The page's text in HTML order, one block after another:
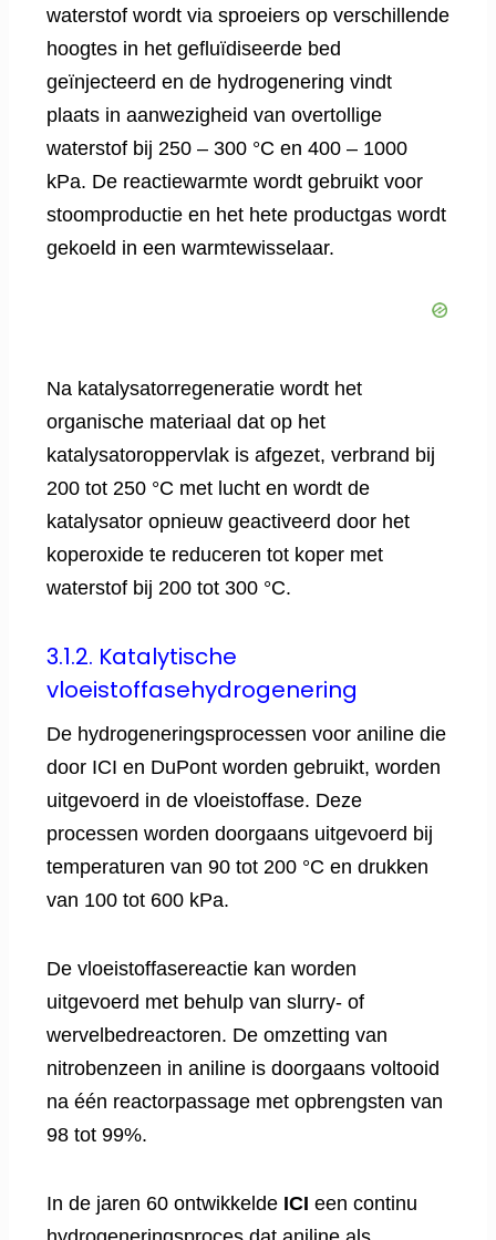
waterstof wordt via sproeiers op verschillende
hoogtes in het gefluïdiseerde bed
geïnjecteerd en de hydrogenering vindt
plaats in aanwezigheid van overtollige
waterstof bij 250 – 300 °C en 400 – 1000
kPa. De reactiewarmte wordt gebruikt voor
stoomproductie en het hete productgas wordt
gekoeld in een warmtewisselaar.
Na katalysatorregeneratie wordt het
organische materiaal dat op het
katalysatoroppervlak is afgezet, verbrand bij
200 tot 250 °C met lucht en wordt de
katalysator opnieuw geactiveerd door het
koperoxide te reduceren tot koper met
waterstof bij 200 tot 300 °C.
3.1.2. Katalytische
vloeistoffasehydrogenering
De hydrogeneringsprocessen voor aniline die
door ICI en DuPont worden gebruikt, worden
uitgevoerd in de vloeistoffase. Deze
processen worden doorgaans uitgevoerd bij
temperaturen van 90 tot 200 °C en drukken
van 100 tot 600 kPa.
De vloeistoffasereactie kan worden
uitgevoerd met behulp van slurry- of
wervelbedreactoren. De omzetting van
nitrobenzeen in aniline is doorgaans voltooid
na één reactorpassage met opbrengsten van
98 tot 99%.
In de jaren 60 ontwikkelde ICI een continu